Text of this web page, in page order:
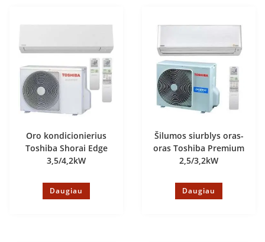
Oro kondicionierius
Toshiba Shorai Edge
3,5/4,2kW
Daugiau
Šilumos siurblys oras-
oras Toshiba Premium
2,5/3,2kW
Daugiau